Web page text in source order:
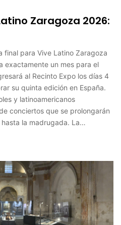
Zaragoza 2026:
final para Vive Latino Zaragoza
exactamente un mes para el
al Recinto Expo los días 4
su quinta edición en España.
y latinoamericanos
conciertos que se prolongarán
la madrugada. La…